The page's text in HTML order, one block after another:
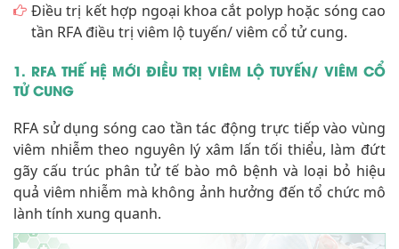
Điều trị kết hợp ngoại khoa cắt polyp hoặc sóng cao
tần RFA điều trị viêm lộ tuyến/ viêm cổ tử cung.
1. RFA THẾ HỆ MỚI ĐIỀU TRỊ VIÊM LỘ TUYẾN/ VIÊM CỔ
TỬ CUNG
RFA sử dụng sóng cao tần tác động trực tiếp vào vùng
viêm nhiễm theo nguyên lý xâm lấn tối thiểu, làm đứt
gãy cấu trúc phân tử tế bào mô bệnh và loại bỏ hiệu
quả viêm nhiễm mà không ảnh hưởng đến tổ chức mô
lành tính xung quanh.